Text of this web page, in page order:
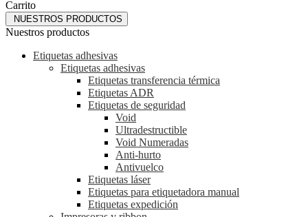
Carrito
NUESTROS PRODUCTOS
Nuestros productos
Etiquetas adhesivas
Etiquetas adhesivas
Etiquetas transferencia térmica
Etiquetas ADR
Etiquetas de seguridad
Void
Ultradestructible
Void Numeradas
Anti-hurto
Antivuelco
Etiquetas láser
Etiquetas para etiquetadora manual
Etiquetas expedición